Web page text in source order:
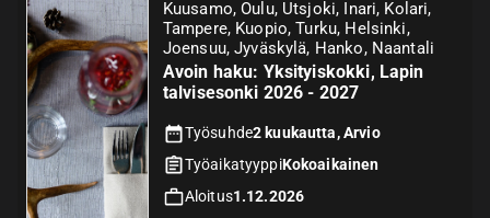
Kuusamo, Oulu, Utsjoki, Inari, Kolari,
Tampere, Kuopio, Turku, Helsinki,
Joensuu, Jyväskylä, Hanko, Naantali
Avoin haku: Yksityiskokki, Lapin
talvisesonki 2026 - 2027
Työsuhde2 kuukautta, Arvio
TyöaikatyyppiKokoaikainen
Aloitus1.12.2026